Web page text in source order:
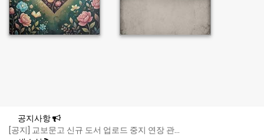
공지사항
[공지] 교보문고 신규 도서 업로드 중지 연장 관...